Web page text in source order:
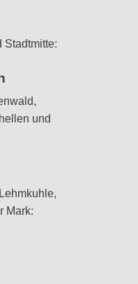
Stadtmitte:
und
Mark: